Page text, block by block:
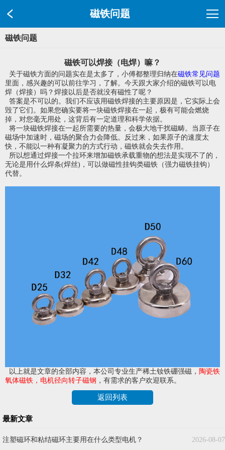
磁铁问题
磁铁问题
磁铁可以焊接（电焊）嘛？
关于磁铁方面的问题实在是太多了，小傅都整理归纳在磁铁常见问题
里面，感兴趣的可以前往学习，了解。今天跟大家介绍的磁铁可以电
焊（焊接）吗？焊接以后是否就没有磁性了呢？
答案是不可以的。我们不应该用磁铁焊接的主要原因是，它实际上会
毁了它们。如果您确实要将一块磁铁焊接在一起，极有可能会燃烧
掉，对您毫无用处，这背后有一定道理和科学依据。
将一块磁铁焊接在一起所需要的热量，会极大地干扰磁畴。当原子在
磁场中加速时，磁场的聚合力会降低。反过来，如果原子的速度太
快，不能以一种有凝聚力的方式行动，磁铁就会失去作用。
所以想通过焊接一个拉环来增加磁铁承载重物的想法是实现不了的，
无论是用什么焊条(焊丝)，可以做磁性挂钩类磁铁（强力磁铁挂钩）
代替。
以上就是文章的全部内容，本公司专业生产稀土钕铁硼强磁， 陶瓷铁
氧体磁铁 ， 电机径向转子磁钢 ，有需求的客户欢迎联系。
返回列表
最新文章
2026-08-07
注塑磁环和粘结磁环主要用在什么类型电机？